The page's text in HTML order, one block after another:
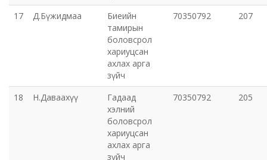
17 Д.Бүжидмаа
Биеийн
тамирын
боловсрол
хариуцсан
ахлах арга
зүйч
70350792 207
18 Н.Даваахүү
Гадаад
хэлний
боловсрол
хариуцсан
ахлах арга
зүйч
70350792 205